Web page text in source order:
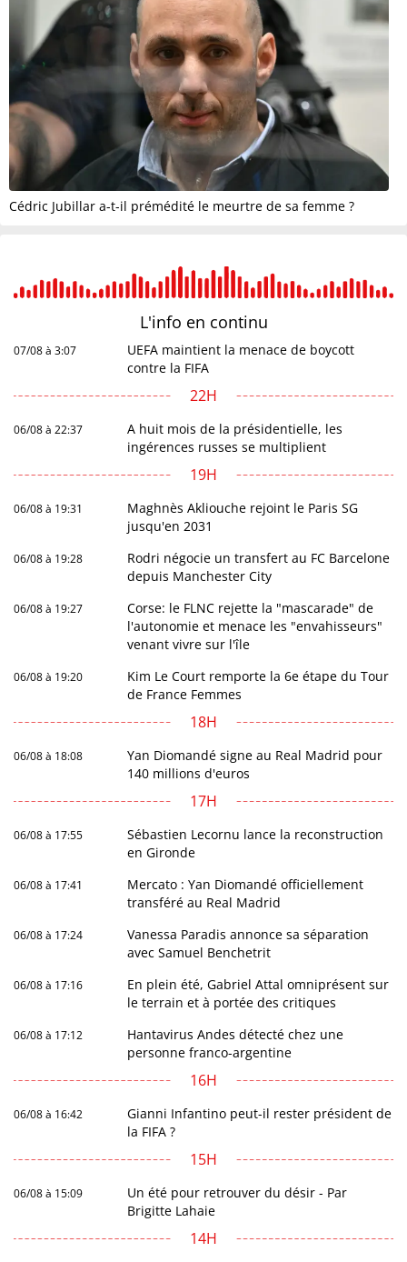
Cédric Jubillar a-t-il prémédité le meurtre de sa femme ?
L'info en continu
07/08 à 3:07
UEFA maintient la menace de boycott
contre la FIFA
22H
06/08 à 22:37
A huit mois de la présidentielle, les
ingérences russes se multiplient
19H
06/08 à 19:31
Maghnès Akliouche rejoint le Paris SG
jusqu'en 2031
06/08 à 19:28
Rodri négocie un transfert au FC Barcelone
depuis Manchester City
06/08 à 19:27
Corse: le FLNC rejette la "mascarade" de
l'autonomie et menace les "envahisseurs"
venant vivre sur l'île
06/08 à 19:20
Kim Le Court remporte la 6e étape du Tour
de France Femmes
18H
06/08 à 18:08
Yan Diomandé signe au Real Madrid pour
140 millions d'euros
17H
06/08 à 17:55
Sébastien Lecornu lance la reconstruction
en Gironde
06/08 à 17:41
Mercato : Yan Diomandé officiellement
transféré au Real Madrid
06/08 à 17:24
Vanessa Paradis annonce sa séparation
avec Samuel Benchetrit
06/08 à 17:16
En plein été, Gabriel Attal omniprésent sur
le terrain et à portée des critiques
06/08 à 17:12
Hantavirus Andes détecté chez une
personne franco-argentine
16H
06/08 à 16:42
Gianni Infantino peut-il rester président de
la FIFA ?
15H
06/08 à 15:09
Un été pour retrouver du désir - Par
Brigitte Lahaie
14H